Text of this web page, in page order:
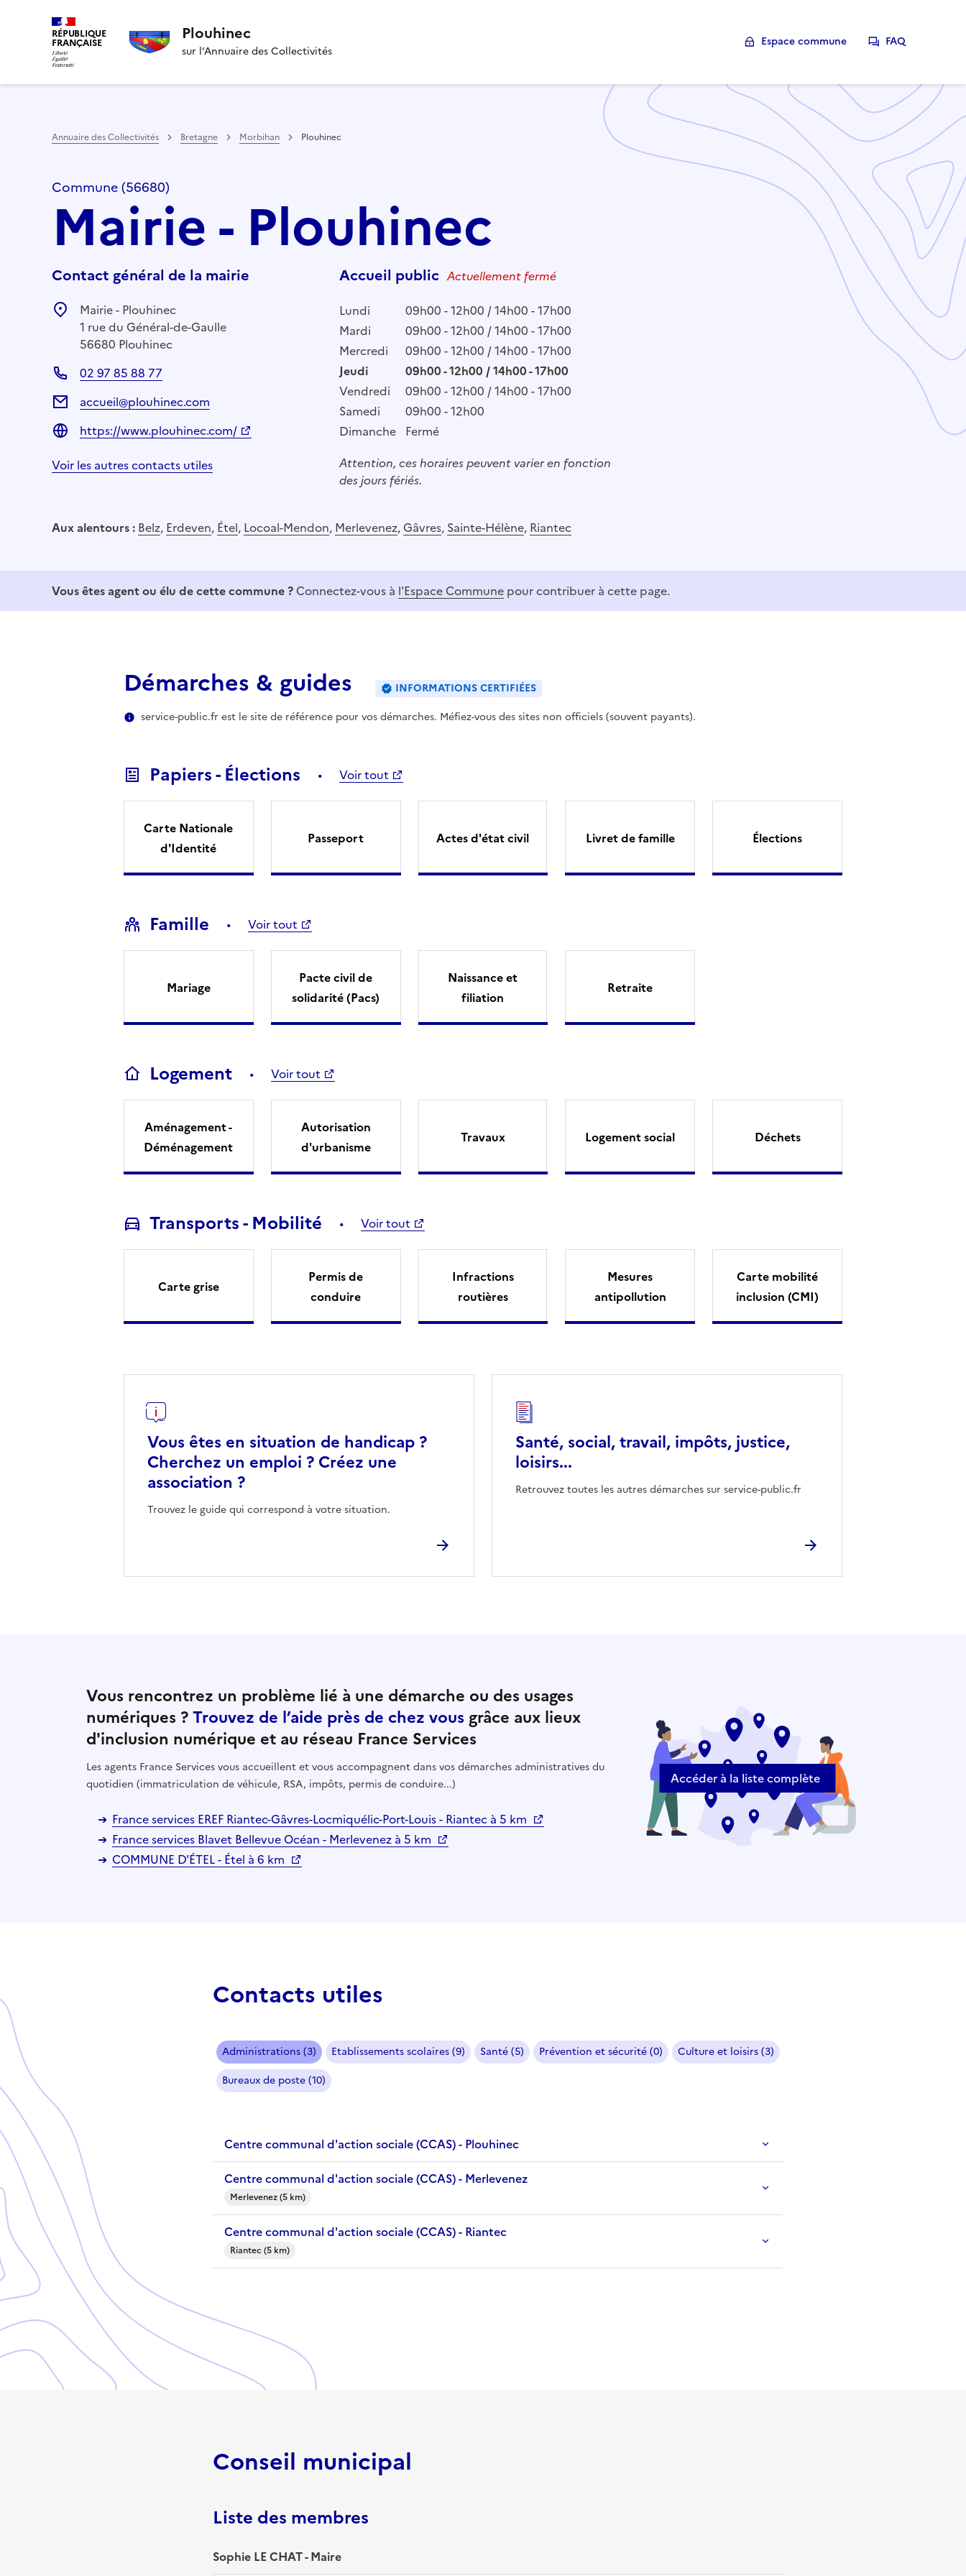
RÉPUBLIQUE
FRANÇAISE Plouhinec
sur l’Annuaire des Collectivités
Espace commune FAQ
Annuaire des Collectivités Bretagne Morbihan Plouhinec
Commune (56680)
Mairie - Plouhinec
Contact général de la mairie
Mairie - Plouhinec
1 rue du Général-de-Gaulle
56680 Plouhinec
02 97 85 88 77
accueil@plouhinec.com
https://www.plouhinec.com/
Voir les autres contacts utiles
Accueil public Actuellement fermé
Lundi
09h00 - 12h00 / 14h00 - 17h00
Mardi
09h00 - 12h00 / 14h00 - 17h00
Mercredi
09h00 - 12h00 / 14h00 - 17h00
Jeudi
09h00 - 12h00 / 14h00 - 17h00
Vendredi
09h00 - 12h00 / 14h00 - 17h00
Samedi
09h00 - 12h00
Dimanche Fermé
Attention, ces horaires peuvent varier en fonction
des jours fériés.
Aux alentours : Belz, Erdeven, Étel, Locoal-Mendon, Merlevenez,Gâvres, Sainte-Hélène, Riantec
Vous êtes agent ou élu de cette commune ? Connectez-vous à l'Espace Commune pour contribuer à cette page.
Démarches & guides
INFORMATIONS CERTIFIÉES
service-public.fr est le site de référence pour vos démarches. Méfiez-vous des sites non officiels (souvent payants).
Papiers - Élections Voir tout
Carte Nationale
d'Identité
Passeport Actes d'état civil Livret de famille Élections
Famille Voir tout
Mariage
Pacte civil de
solidarité (Pacs)
Naissance et
filiation
Retraite
Logement Voir tout
Aménagement -
Déménagement
Autorisation
d'urbanisme
Travaux Logement social Déchets
Transports - Mobilité Voir tout
Carte grise
Permis de
conduire
Infractions
routières
Mesures
antipollution
Carte mobilité
inclusion (CMI)
Vous êtes en situation de handicap ?
Cherchez un emploi ? Créez une
association ?
Trouvez le guide qui correspond à votre situation.
Santé, social, travail, impôts, justice,
loisirs...
Retrouvez toutes les autres démarches sur service-public.fr
Vous rencontrez un problème lié à une démarche ou des usages
numériques ?Trouvez de l’aide près de chez vous grâce aux lieux
d'inclusion numérique et au réseau France Services
Les agents France Services vous accueillent et vous accompagnent dans vos démarches administratives du
quotidien (immatriculation de véhicule, RSA, impôts, permis de conduire...)
France services EREF Riantec-Gâvres-Locmiquélic-Port-Louis - Riantec à 5 km
France services Blavet Bellevue Océan - Merlevenez à 5 km
COMMUNE D'ÉTEL - Étel à 6 km
Accéder à la liste complète
Contacts utiles
Administrations (3) Etablissements scolaires (9) Santé (5) Prévention et sécurité (0)
Culture et loisirs (3)
Bureaux de poste (10)
Centre communal d'action sociale (CCAS) - Plouhinec
Centre communal d'action sociale (CCAS) - Merlevenez
Merlevenez (5 km)
Centre communal d'action sociale (CCAS) - Riantec
Riantec (5 km)
Conseil municipal
Liste des membres
Sophie LE CHAT - Maire